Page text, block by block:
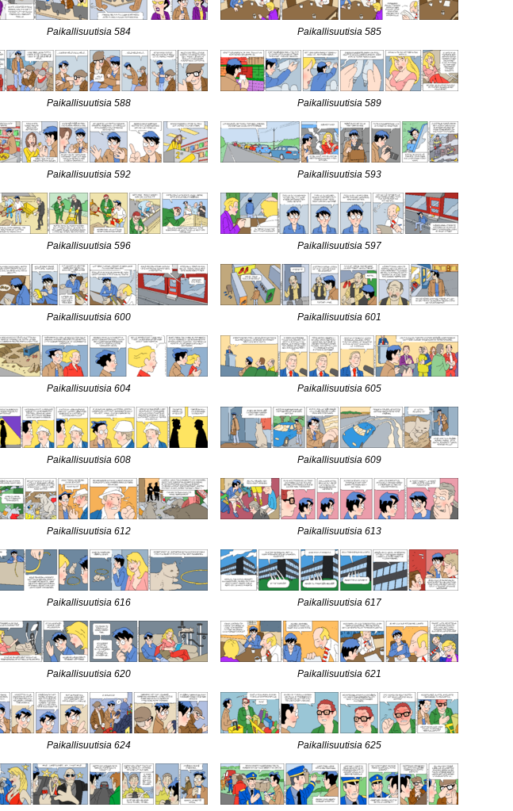
Paikallisuutisia 584 Paikallisuutisia 585
Paikallisuutisia 588 Paikallisuutisia 589
Paikallisuutisia 592 Paikallisuutisia 593
Paikallisuutisia 596 Paikallisuutisia 597
Paikallisuutisia 600 Paikallisuutisia 601
Paikallisuutisia 604 Paikallisuutisia 605
Paikallisuutisia 608 Paikallisuutisia 609
Paikallisuutisia 612 Paikallisuutisia 613
Paikallisuutisia 616 Paikallisuutisia 617
Paikallisuutisia 620 Paikallisuutisia 621
Paikallisuutisia 624 Paikallisuutisia 625